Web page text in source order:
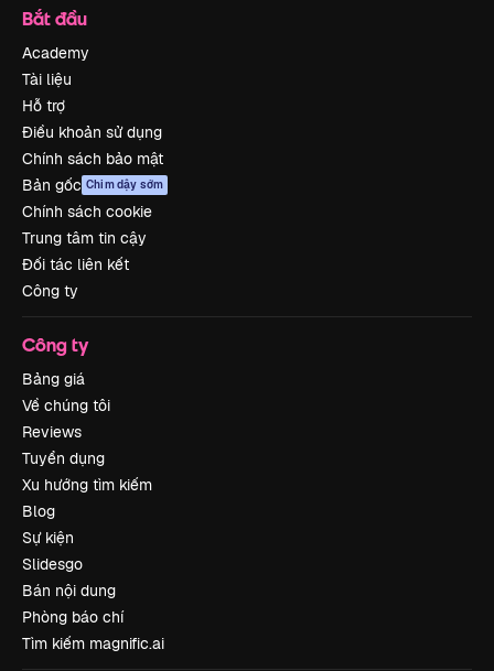
Bắt đầu
Academy
Tài liệu
Hỗ trợ
Điều khoản sử dụng
Chính sách bảo mật
Bản gốc Chim dậy sớm
Chính sách cookie
Trung tâm tin cậy
Đối tác liên kết
Công ty
Công ty
Bảng giá
Về chúng tôi
Reviews
Tuyển dụng
Xu hướng tìm kiếm
Blog
Sự kiện
Slidesgo
Bán nội dung
Phòng báo chí
Tìm kiếm magnific.ai